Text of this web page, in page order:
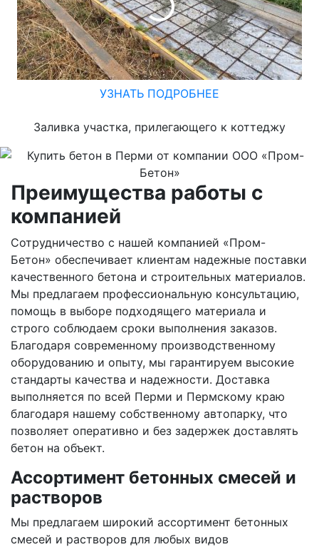
УЗНАТЬ ПОДРОБНЕЕ
Заливка участка, прилегающего к коттеджу
Преимущества работы с
компанией
Сотрудничество с нашей компанией «Пром-
Бетон» обеспечивает клиентам надежные поставки
качественного бетона и строительных материалов.
Мы предлагаем профессиональную консультацию,
помощь в выборе подходящего материала и
строго соблюдаем сроки выполнения заказов.
Благодаря современному производственному
оборудованию и опыту, мы гарантируем высокие
стандарты качества и надежности. Доставка
выполняется по всей Перми и Пермскому краю
благодаря нашему собственному автопарку, что
позволяет оперативно и без задержек доставлять
бетон на объект.
Ассортимент бетонных смесей и
растворов
Мы предлагаем широкий ассортимент бетонных
смесей и растворов для любых видов